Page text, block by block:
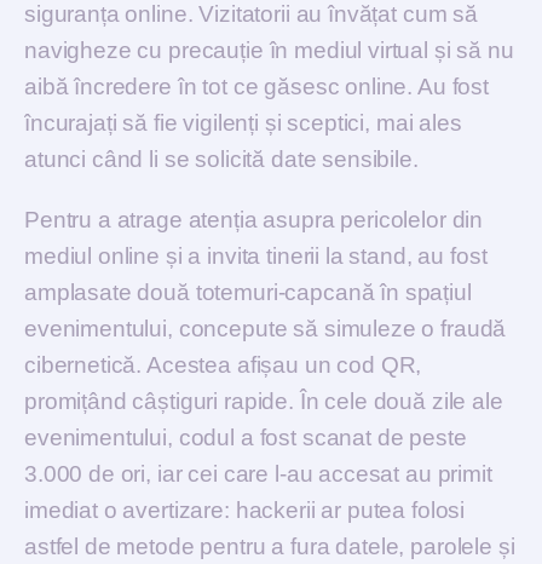
siguranța online. Vizitatorii au învățat cum să
navigheze cu precauție în mediul virtual și să nu
aibă încredere în tot ce găsesc online. Au fost
încurajați să fie vigilenți și sceptici, mai ales
atunci când li se solicită date sensibile.
Pentru a atrage atenția asupra pericolelor din
mediul online și a invita tinerii la stand, au fost
amplasate două totemuri-capcană în spațiul
evenimentului, concepute să simuleze o fraudă
cibernetică. Acestea afișau un cod QR,
promițând câștiguri rapide. În cele două zile ale
evenimentului, codul a fost scanat de peste
3.000 de ori, iar cei care l-au accesat au primit
imediat o avertizare: hackerii ar putea folosi
astfel de metode pentru a fura datele, parolele și